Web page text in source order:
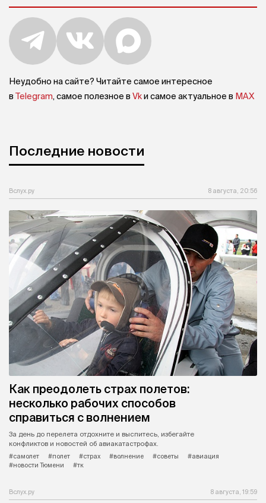
Неудобно на сайте? Читайте самое интересное
в Telegram, самое полезное в Vkи самое актуальное в MAX
Последние новости
Вслух.ру 8 августа, 20:56
Как преодолеть страх полетов:
несколько рабочих способов
справиться с волнением
За день до перелета отдохните и выспитесь, избегайте
конфликтов и новостей об авиакатастрофах.
#самолет
#полет #страх #волнение #советы
#авиация
#новости Тюмени
#тк
Вслух.ру 8 августа, 19:59